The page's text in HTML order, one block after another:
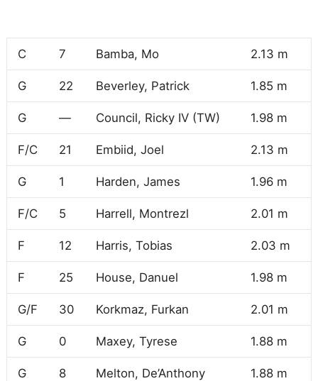
C 7 Bamba, Mo 2.13 m
G 22 Beverley, Patrick 1.85 m
G — Council, Ricky IV (TW) 1.98 m
F/C 21 Embiid, Joel 2.13 m
G 1 Harden, James 1.96 m
F/C 5 Harrell, Montrezl 2.01 m
F 12 Harris, Tobias 2.03 m
F 25 House, Danuel 1.98 m
G/F 30 Korkmaz, Furkan 2.01 m
G 0 Maxey, Tyrese 1.88 m
G 8 Melton, De’Anthony 1.88 m